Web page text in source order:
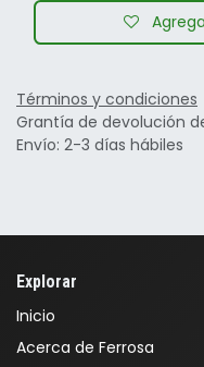
Términos y condiciones
Grantía de devolución
Envío: 2-3 días hábiles
Explorar
Inicio
Acerca de Ferrosa